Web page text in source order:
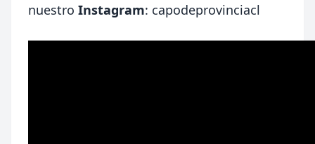
nuestro Instagram: capodeprovinciacl